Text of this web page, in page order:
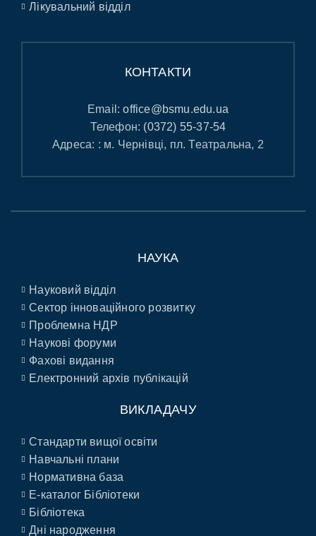
Лікувальний відділ
КОНТАКТИ
Email:office@bsmu.edu.ua
Телефон: (0372) 55-37-54
Адреса: : м. Чернівці, пл. Театральна, 2
НАУКА
Науковий відділ
Сектор інноваційного розвитку
Проблемна НДР
Наукові форуми
Фахові видання
Електронний архів публікацій
ВИКЛАДАЧУ
Стандарти вищої освіти
Навчальні плани
Нормативна база
E-каталог Бібліотеки
Бібліотека
Дні народження